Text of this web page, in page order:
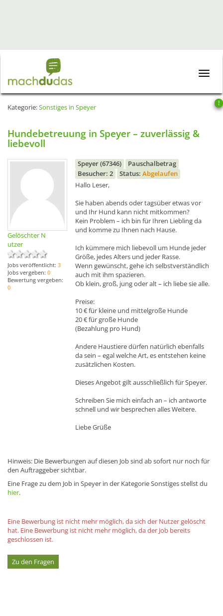
Toggle
!
Kategorie:Sonstiges in Speyer
Hundebetreuung in Speyer – zuverlässig &
liebevoll
Gelöschter N
utzer
Jobs veröffentlicht: 3
Jobs vergeben: 0
Bewertung vergeben:
0
Speyer (67346)
Pauschalbetrag
Besucher: 2
Status: Abgelaufen
Hallo Leser,
Sie haben abends oder tagsüber etwas vor
und Ihr Hund kann nicht mitkommen?
Kein Problem – ich bin für Ihren Liebling da
und komme zu Ihnen nach Hause.
Ich kümmere mich liebevoll um Hunde jeder
Größe, jedes Alters und jeder Rasse.
Wenn gewünscht, gehe ich selbstverständlich
auch mit ihm spazieren.
Ob klein, groß, jung oder alt – ich liebe sie alle.
Preise:
10 € für kleine und mittelgroße Hunde
20 € für große Hunde
(Bezahlung pro Hund)
Andere Haustiere dürfen natürlich ebenfalls
da sein – egal welche Art, es entstehen keine
zusätzlichen Kosten.
Dieses Angebot gilt ausschließlich für Speyer.
Schreiben Sie mich einfach an – ich antworte
schnell und wir besprechen alles Weitere.
Liebe Grüße
Hinweis: Die Bewerbungen auf diesen Job sind ab sofort nur noch für
den Auftraggeber sichtbar.
Eine Frage zu dem Job in Speyer in der Kategorie Sonstiges stellst du
hier.
Eine Bewerbung ist nicht mehr möglich, da sich der Nutzer gelöscht
hat. Eine Bewerbung ist nicht mehr möglich, da der Job bereits
geschlossen ist.
Zu den Fragen